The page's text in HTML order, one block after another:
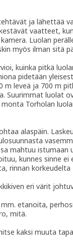
ja lähettää
vaatteet,
Luolan
myös ilman sitä
kuinka pitkä
pidetään
m leveä ja 700 m
Suurimmat luolat
Torholan
alaspäin.
mahtuu istumaan
kunnes sinne ei
rinnan korkeudelta
eri värit
etanoita,
mitä.
kaksi muuta